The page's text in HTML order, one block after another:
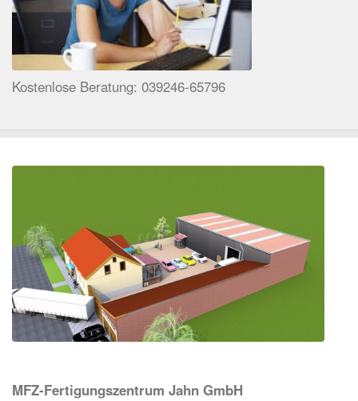
Kostenlose Beratung: 039246-65796
MFZ-Fertigungszentrum Jahn GmbH